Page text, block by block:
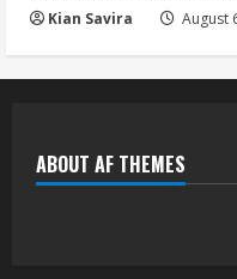
Kian Savira August
ABOUT AF THEMES